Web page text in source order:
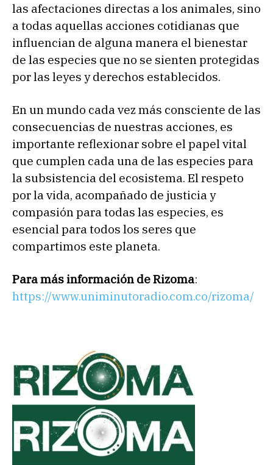
las afectaciones directas a los animales, sino
a todas aquellas acciones cotidianas que
influencian de alguna manera el bienestar
de las especies que no se sienten protegidas
por las leyes y derechos establecidos.
En un mundo cada vez más consciente de las
consecuencias de nuestras acciones, es
importante reflexionar sobre el papel vital
que cumplen cada una de las especies para
la subsistencia del ecosistema. El respeto
por la vida, acompañado de justicia y
compasión para todas las especies, es
esencial para todos los seres que
compartimos este planeta.
Para más información de Rizoma:
https://www.uniminutoradio.com.co/rizoma/